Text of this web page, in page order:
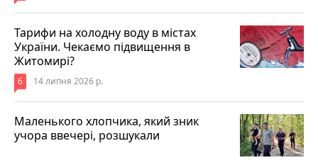
Тарифи на холодну воду в містах
України. Чекаємо підвищення в
Житомирі?
6 14 липня 2026 р.
Маленького хлопчика, який зник
учора ввечері, розшукали